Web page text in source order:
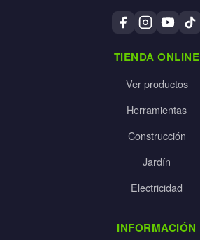
TIENDA ONLINE
Ver productos
Herramientas
Construcción
Jardín
Electricidad
INFORMACIÓN